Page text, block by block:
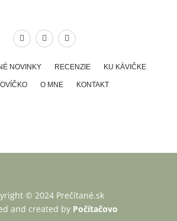
NOVINKY RECENZIE KU KÁVIČKE
O MNE KONTAKT
© 2024 Prečítané.sk
and created by Počítačovo